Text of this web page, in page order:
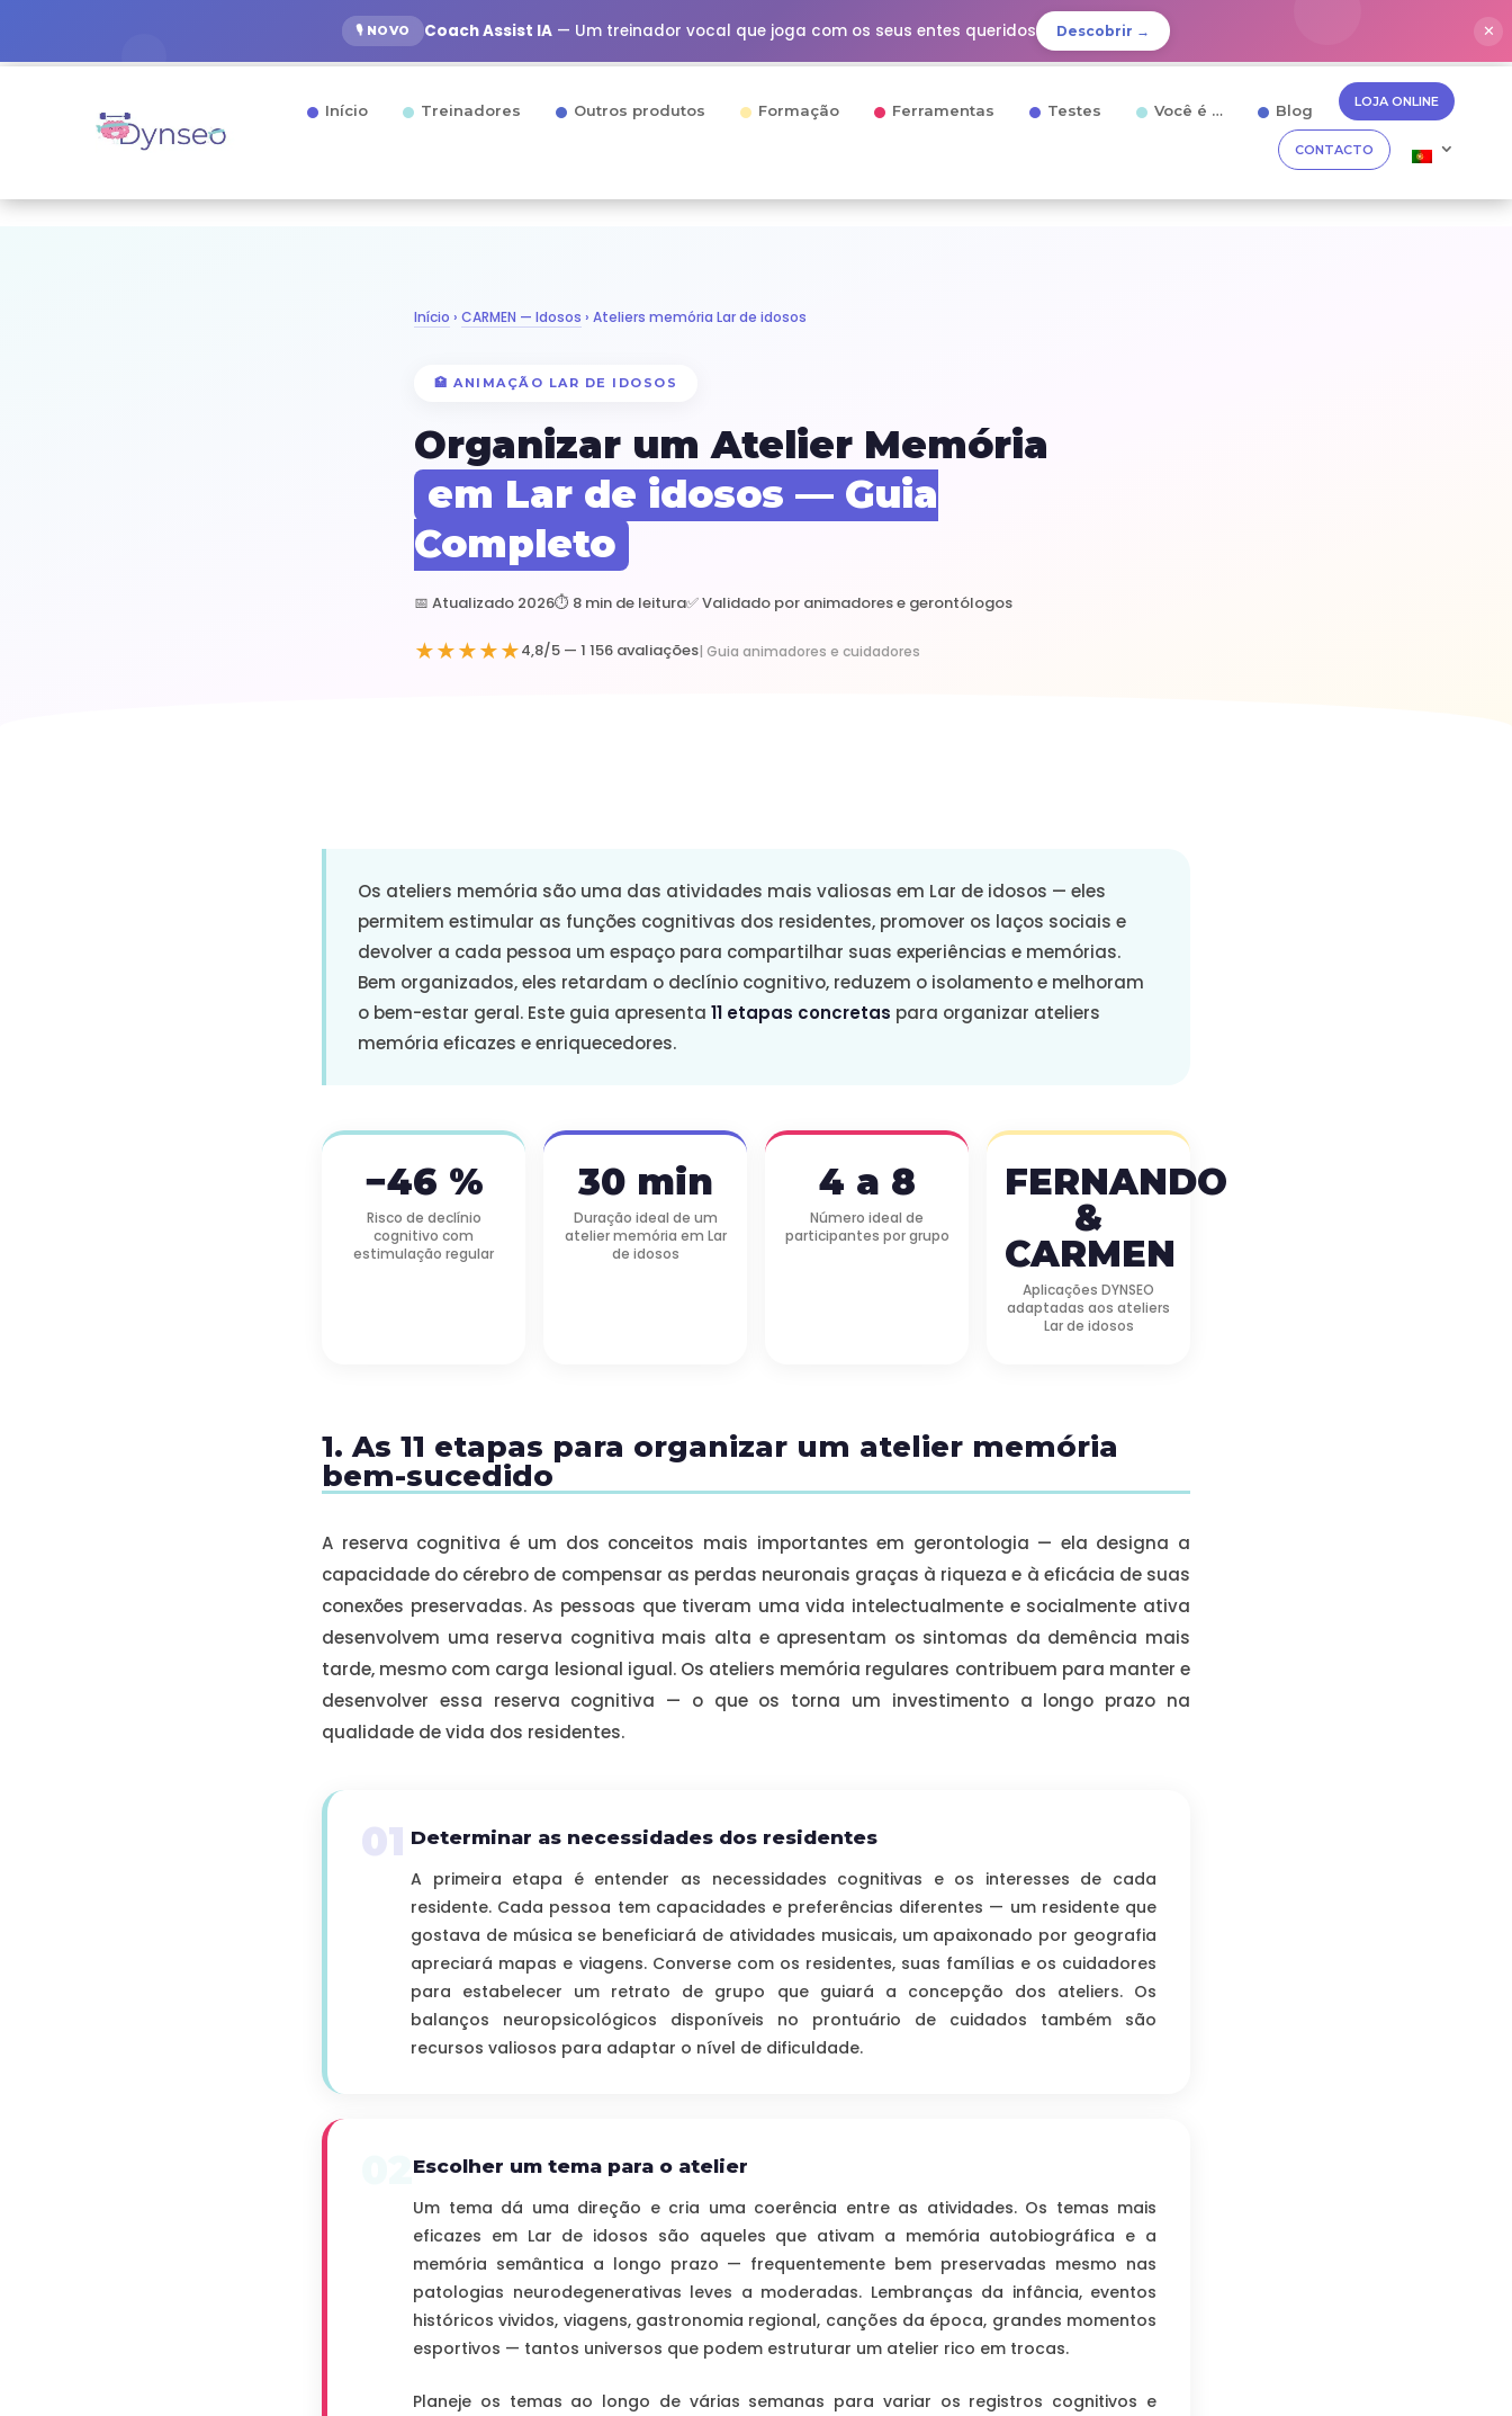
🎙️ NOVO Coach Assist IA— Um treinador vocal que joga com os seus entes queridos Descobrir → ✕
Início Treinadores Outros produtos Formação Ferramentas Testes Você é … Blog LOJA ONLINE
CONTACTO
Início › CARMEN — Idosos › Ateliers memória Lar de idosos
🏥 ANIMAÇÃO LAR DE IDOSOS
Organizar um Atelier Memória
em Lar de idosos — Guia
Completo
📅 Atualizado 2026⏱️ 8 min de leitura✅ Validado por animadores e gerontólogos
★★★★★4,8/5 — 1 156 avaliações| Guia animadores e cuidadores
Os ateliers memória são uma das atividades mais valiosas em Lar de idosos — eles
permitem estimular as funções cognitivas dos residentes, promover os laços sociais e
devolver a cada pessoa um espaço para compartilhar suas experiências e memórias.
Bem organizados, eles retardam o declínio cognitivo, reduzem o isolamento e melhoram
o bem-estar geral. Este guia apresenta 11 etapas concretas para organizar ateliers
memória eficazes e enriquecedores.
−46 %
Risco de declínio
cognitivo com
estimulação regular
30 min
Duração ideal de um
atelier memória em Lar
de idosos
4 a 8
Número ideal de
participantes por grupo
FERNANDO
&
CARMEN
Aplicações DYNSEO
adaptadas aos ateliers
Lar de idosos
1. As 11 etapas para organizar um atelier memória
bem-sucedido
A reserva cognitiva é um dos conceitos mais importantes em gerontologia — ela designa a
capacidade do cérebro de compensar as perdas neuronais graças à riqueza e à eficácia de suas
conexões preservadas. As pessoas que tiveram uma vida intelectualmente e socialmente ativa
desenvolvem uma reserva cognitiva mais alta e apresentam os sintomas da demência mais
tarde, mesmo com carga lesional igual. Os ateliers memória regulares contribuem para manter e
desenvolver essa reserva cognitiva — o que os torna um investimento a longo prazo na
qualidade de vida dos residentes.
01 Determinar as necessidades dos residentes
A primeira etapa é entender as necessidades cognitivas e os interesses de cada
residente. Cada pessoa tem capacidades e preferências diferentes — um residente que
gostava de música se beneficiará de atividades musicais, um apaixonado por geografia
apreciará mapas e viagens. Converse com os residentes, suas famílias e os cuidadores
para estabelecer um retrato de grupo que guiará a concepção dos ateliers. Os
balanços neuropsicológicos disponíveis no prontuário de cuidados também são
recursos valiosos para adaptar o nível de dificuldade.
Escolher um tema para o atelier
Um tema dá uma direção e cria uma coerência entre as atividades. Os temas mais
eficazes em Lar de idosos são aqueles que ativam a memória autobiográfica e a
memória semântica a longo prazo — frequentemente bem preservadas mesmo nas
patologias neurodegenerativas leves a moderadas. Lembranças da infância, eventos
históricos vividos, viagens, gastronomia regional, canções da época, grandes momentos
esportivos — tantos universos que podem estruturar um atelier rico em trocas.
Planeje os temas ao longo de várias semanas para variar os registros cognitivos e